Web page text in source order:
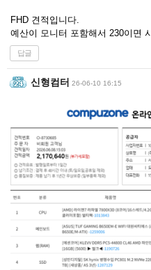
FHD 견적입니다.
예산이 모니터 포함해서 230이면
답글
신형컴터 26-06-10 16:15